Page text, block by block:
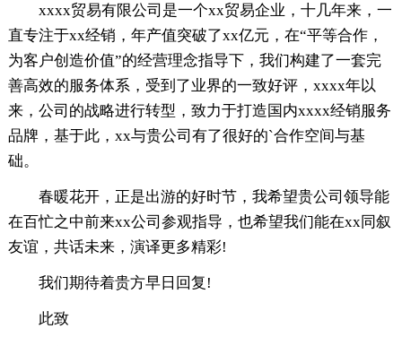
xxxx贸易有限公司是一个xx贸易企业，十几年来，一
直专注于xx经销，年产值突破了xx亿元，在“平等合作，
为客户创造价值”的经营理念指导下，我们构建了一套完
善高效的服务体系，受到了业界的一致好评，xxxx年以
来，公司的战略进行转型，致力于打造国内xxxx经销服务
品牌，基于此，xx与贵公司有了很好的`合作空间与基
础。
春暖花开，正是出游的好时节，我希望贵公司领导能
在百忙之中前来xx公司参观指导，也希望我们能在xx同叙
友谊，共话未来，演译更多精彩!
我们期待着贵方早日回复!
此致